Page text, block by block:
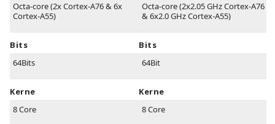
Octa-core (2x Cortex-A76 & 6x
Cortex-A55)
Bits
64Bits
Kerne
8 Core
Octa-core (2x2.05 GHz Cortex-A76
& 6x2.0 GHz Cortex-A55)
Bits
64Bit
Kerne
8 Core